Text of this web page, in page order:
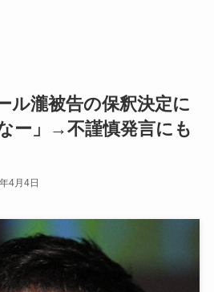
ル瀧被告の保釈決定に
ー」→不謹慎発言にも
4月4日